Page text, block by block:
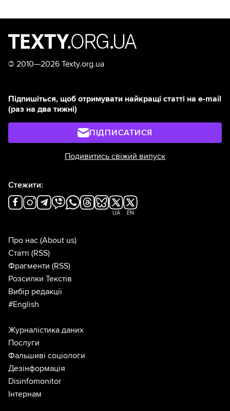
© 2010—2026 Texty.org.ua
Підпишіться, щоб отримувати найкращі статті на e-mail
(раз на два тижні)
ПІДПИСАТИСЯ
Подивитись свіжий випуск
Стежити:
UA EN
Про нас (About us)
Статті (RSS)
Фрагменти (RSS)
Розсилки Текстів
Вибір редакції
#English
Журналістика даних
Послуги
Фальшиві соціологи
Дезінформація
Disinfomonitor
Інтернам